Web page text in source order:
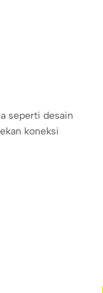
seperti desain
koneksi